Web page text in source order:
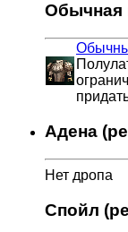
Обычная
Адена
Нет дропа
Спойл